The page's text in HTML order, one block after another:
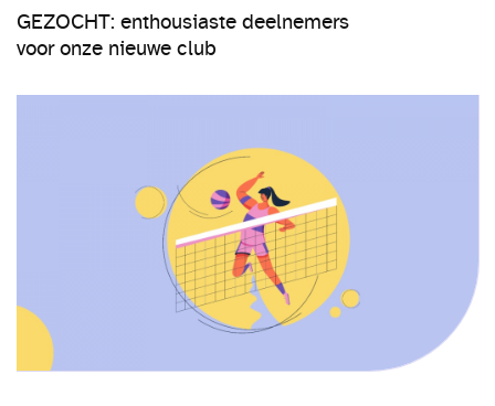
GEZOCHT: enthousiaste deelnemers
voor onze nieuwe club